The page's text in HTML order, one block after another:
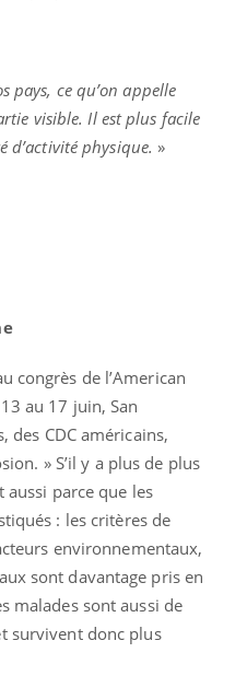
pays, ce qu’on appelle
visible. Il est plus facile
d’activité physique.»
congrès de l’American
au 17 juin, San
des CDC américains,
» S’il y a plus de plus
aussi parce que les
: les critères de
environnementaux,
sont davantage pris en
malades sont aussi de
survivent donc plus